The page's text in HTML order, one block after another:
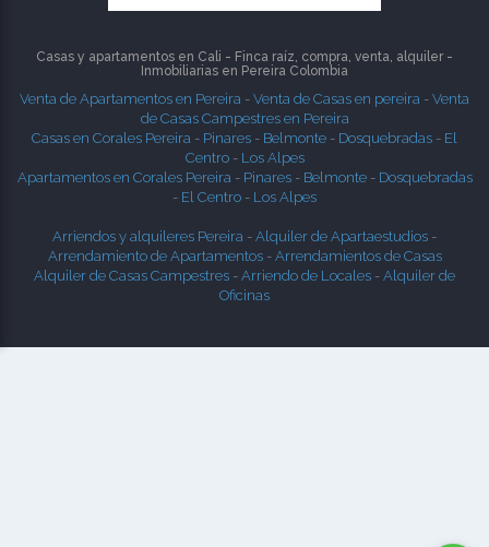
Casas y apartamentos en Cali - Finca raíz, compra, venta, alquiler -
Inmobiliarias en Pereira Colombia
Venta de Apartamentos en Pereira - Venta de Casas en pereira - Venta
de Casas Campestres en Pereira
Casas en Corales Pereira - Pinares - Belmonte - Dosquebradas - El
Centro- Los Alpes
Apartamentos en Corales Pereira - Pinares- Belmonte- Dosquebradas
- El Centro - Los Alpes
Arriendos y alquileres Pereira - Alquiler de Apartaestudios -
Arrendamiento de Apartamentos- Arrendamientos de Casas
Alquiler de Casas Campestres - Arriendo de Locales - Alquiler de
Oficinas